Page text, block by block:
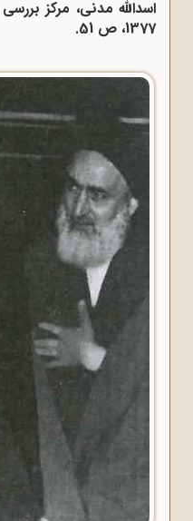
اسدالله مدنی، مرکز
1377، ص 51.